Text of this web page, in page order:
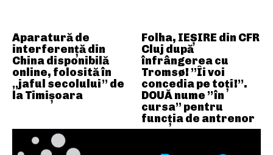
Aparatură de
interferență din
China disponibilă
online, folosită în
„jaful secolului” de
la Timișoara
Folha, IEȘIRE din CFR
Cluj după
înfrângerea cu
Tromsø! ”Îi voi
concedia pe toți!”.
DOUĂ nume ”în
cursa” pentru
funcția de antrenor